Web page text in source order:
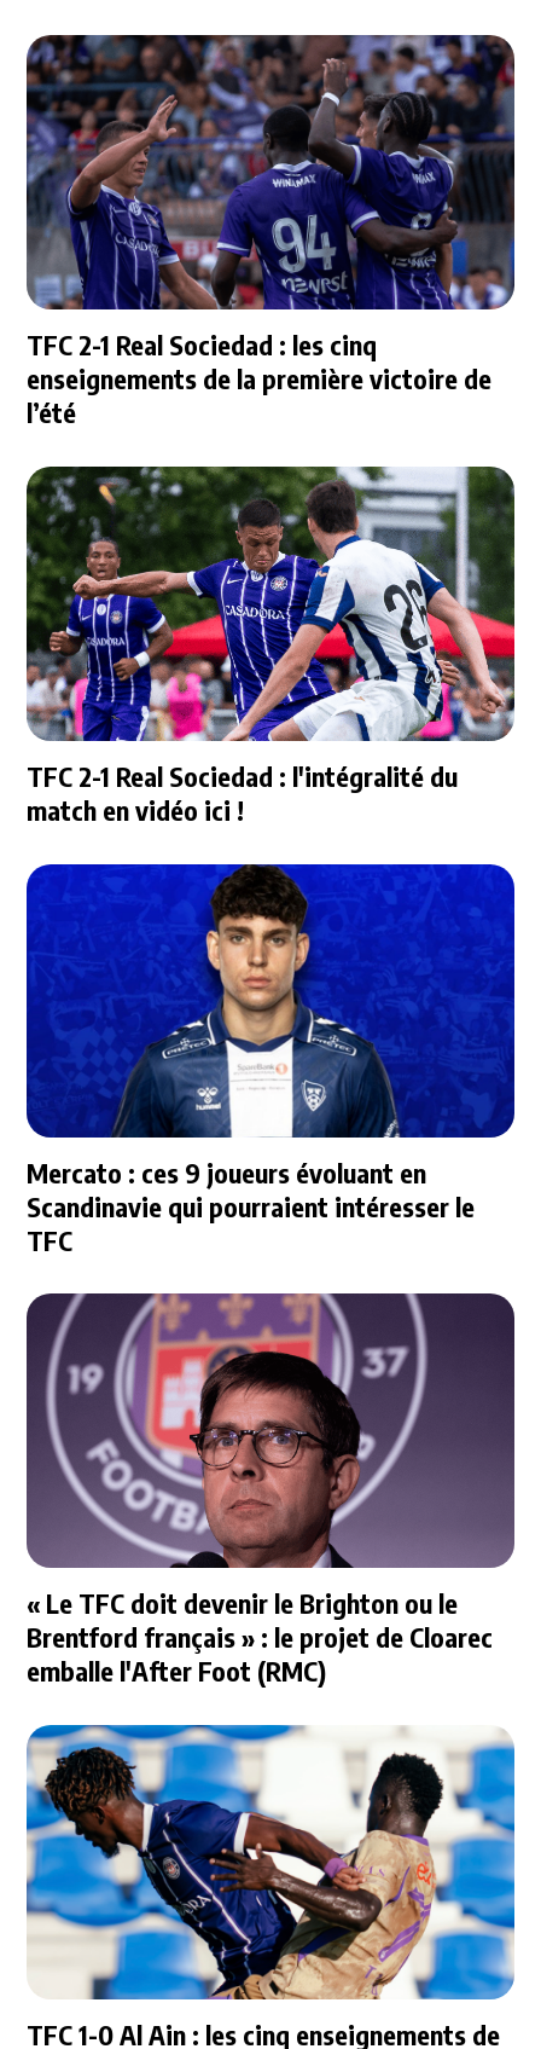
TFC 2-1 Real Sociedad : les cinq
enseignements de la première victoire de
l’été
TFC 2-1 Real Sociedad : l'intégralité du
match en vidéo ici !
Mercato : ces 9 joueurs évoluant en
Scandinavie qui pourraient intéresser le
TFC
« Le TFC doit devenir le Brighton ou le
Brentford français » : le projet de Cloarec
emballe l'After Foot (RMC)
TFC 1-0 Al Ain : les cinq enseignements de